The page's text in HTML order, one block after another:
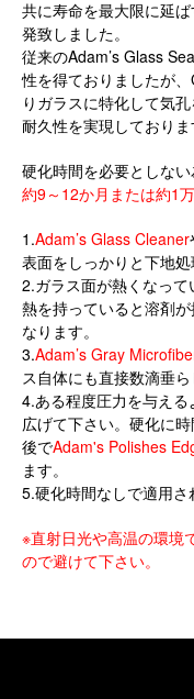
共に寿命を最大限に延
発致しました。
従来のAdam’s Glass
性を得ておりましたが
りガラスに特化して気
耐久性を実現しておりま
硬化時間を必要としない
約9～12か月または約1
1.Adam’s Glass Cleaner
表面をしっかりと下地処
2.ガラス面が熱くなっ
熱を持っていると溶剤
なります。
3.Adam’s Gray
ス自体にも直接数滴垂ら
4.ある程度圧力を与え
広げて下さい。硬化に
後でAdam's Polishes
ます。
5.硬化時間なしで適用さ
※直射日光や高温の環境
ので避けて下さい。